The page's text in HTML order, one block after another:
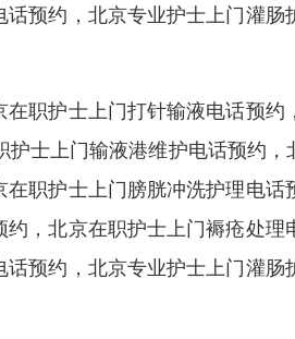
预约，北京专业护士上门灌
职护士上门打针输液电话预
护士上门输液港维护电话预约
职护士上门膀胱冲洗护理电
，北京在职护士上门褥疮处
预约，北京专业护士上门灌